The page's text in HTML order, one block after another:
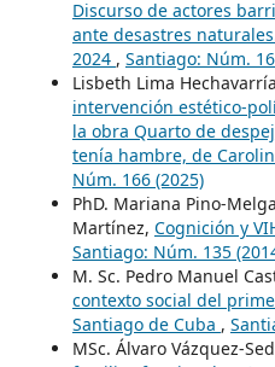
Discurso de actores
ante desastres
2024 , Santiago: Núm.
Lisbeth Lima
intervención estético-
la obra Quarto de
tenía hambre, de
Núm. 166 (2025)
PhD. Mariana Pino-
Martínez, Cognición y
Santiago: Núm. 135
M. Sc. Pedro Manuel
contexto social del
Santiago de Cuba ,
MSc. Álvaro Vázquez-